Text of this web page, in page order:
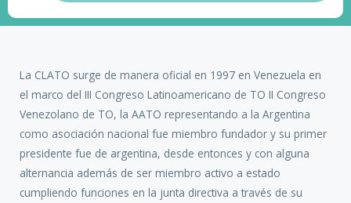
La CLATO surge de manera oficial en 1997 en Venezuela en
el marco del III Congreso Latinoamericano de TO II Congreso
Venezolano de TO, la AATO representando a la Argentina
como asociación nacional fue miembro fundador y su primer
presidente fue de argentina, desde entonces y con alguna
alternancia además de ser miembro activo a estado
cumpliendo funciones en la junta directiva a través de su